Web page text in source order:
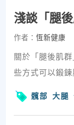
淺談「腿
作者： 恆新健康
關於「腿後肌
些方式可以鍛鍊
髖部 大腿